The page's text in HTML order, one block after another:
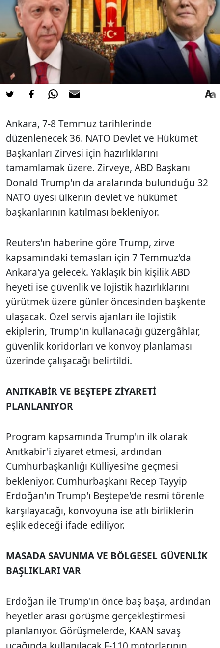
Ankara, 7-8 Temmuz tarihlerinde
düzenlenecek 36. NATO Devlet ve Hükümet
Başkanları Zirvesi için hazırlıklarını
tamamlamak üzere. Zirveye, ABD Başkanı
Donald Trump'ın da aralarında bulunduğu 32
NATO üyesi ülkenin devlet ve hükümet
başkanlarının katılması bekleniyor.
Reuters'ın haberine göre Trump, zirve
kapsamındaki temasları için 7 Temmuz'da
Ankara'ya gelecek. Yaklaşık bin kişilik ABD
heyeti ise güvenlik ve lojistik hazırlıklarını
yürütmek üzere günler öncesinden başkente
ulaşacak. Özel servis ajanları ile lojistik
ekiplerin, Trump'ın kullanacağı güzergâhlar,
güvenlik koridorları ve konvoy planlaması
üzerinde çalışacağı belirtildi.
ANITKABİR VE BEŞTEPE ZİYARETİ
PLANLANIYOR
Program kapsamında Trump'ın ilk olarak
Anıtkabir'i ziyaret etmesi, ardından
Cumhurbaşkanlığı Külliyesi'ne geçmesi
bekleniyor. Cumhurbaşkanı Recep Tayyip
Erdoğan'ın Trump'ı Beştepe'de resmi törenle
karşılayacağı, konvoyuna ise atlı birliklerin
eşlik edeceği ifade ediliyor.
MASADA SAVUNMA VE BÖLGESEL GÜVENLİK
BAŞLIKLARI VAR
Erdoğan ile Trump'ın önce baş başa, ardından
heyetler arası görüşme gerçekleştirmesi
planlanıyor. Görüşmelerde, KAAN savaş
uçağında kullanılacak F-110 motorlarının